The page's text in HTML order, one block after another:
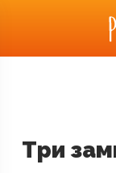
Три